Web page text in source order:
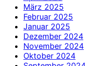
März 2025
Februar 2025
Januar 2025
Dezember 2024
November 2024
Oktober 2024